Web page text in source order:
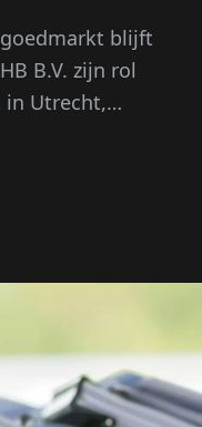
blijft
B.V. zijn rol
in Utrecht,